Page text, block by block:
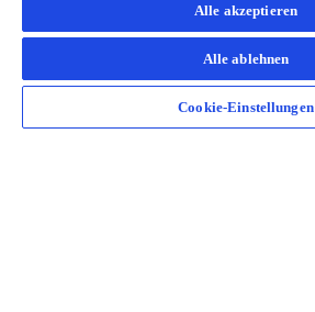
Weiterlesen
Alle akzeptieren
Alle ablehnen
Cookie-Einstellungen